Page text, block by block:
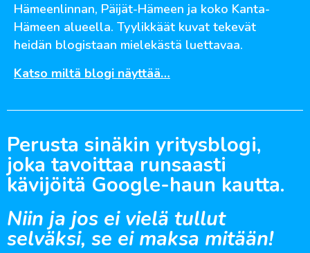
Hämeenlinnan, Päijät-Hämeen ja koko Kanta-
Hämeen alueella. Tyylikkäät kuvat tekevät
heidän blogistaan mielekästä luettavaa.
Katso miltä blogi näyttää…
Perusta sinäkin yritysblogi,
joka tavoittaa runsaasti
kävijöitä Google-haun kautta.
Niin ja jos ei vielä tullut
selväksi, se ei maksa mitään!